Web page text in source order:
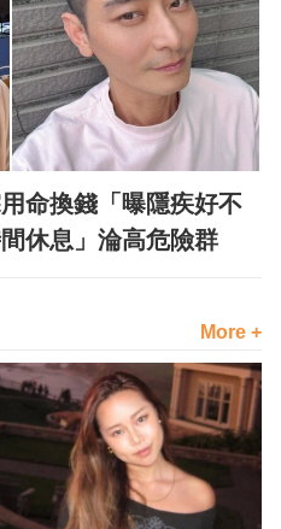
命換錢「曝隱疾好不
休息」淪高危險群
More +